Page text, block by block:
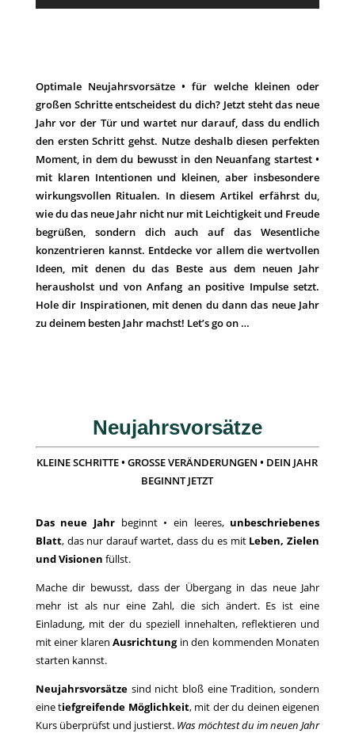
Optimale Neujahrsvorsätze • für welche kleinen oder
großen Schritte entscheidest du dich? Jetzt steht das neue
Jahr vor der Tür und wartet nur darauf, dass du endlich
den ersten Schritt gehst. Nutze deshalb diesen perfekten
Moment, in dem du bewusst in den Neuanfang startest •
mit klaren Intentionen und kleinen, aber insbesondere
wirkungsvollen Ritualen. In diesem Artikel erfährst du,
wie du das neue Jahr nicht nur mit Leichtigkeit und Freude
begrüßen, sondern dich auch auf das Wesentliche
konzentrieren kannst. Entdecke vor allem die wertvollen
Ideen, mit denen du das Beste aus dem neuen Jahr
herausholst und von Anfang an positive Impulse setzt.
Hole dir Inspirationen, mit denen du dann das neue Jahr
zu deinem besten Jahr machst! Let’s go on …
Neujahrsvorsätze
KLEINE SCHRITTE • GROSSE VERÄNDERUNGEN • DEIN JAHR
BEGINNT JETZT
Das neue Jahr beginnt • ein leeres, unbeschriebenes
Blatt, das nur darauf wartet, dass du es mit Leben, Zielen
und Visionen füllst.
Mache dir bewusst, dass der Übergang in das neue Jahr
mehr ist als nur eine Zahl, die sich ändert. Es ist eine
Einladung, mit der du speziell innehalten, reflektieren und
mit einer klarenAusrichtungin den kommenden Monaten
starten kannst.
Neujahrsvorsätzesind nicht bloß eine Tradition, sondern
eine tiefgreifende Möglichkeit, mit der du deinen eigenen
Kurs überprüfst und justierst. Was möchtest du im neuen Jahr